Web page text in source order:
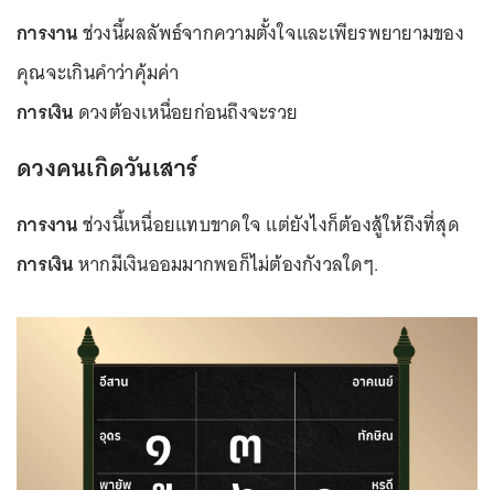
การงานช่วงนี้ผลลัพธ์จากความตั้งใจและเพียรพยายามของ
คุณจะเกินคำว่าคุ้มค่า
การเงิน ดวงต้องเหนื่อยก่อนถึงจะรวย
ดวงคนเกิดวันเสาร์
การงานช่วงนี้เหนื่อยแทบขาดใจ แต่ยังไงก็ต้องสู้ให้ถึงที่สุด
การเงินหากมีเงินออมมากพอก็ไม่ต้องกังวลใดๆ.